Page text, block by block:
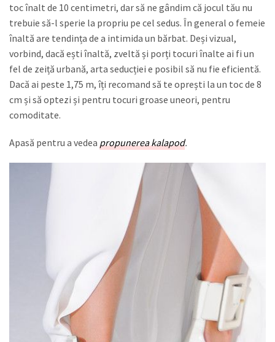
toc înalt de 10 centimetri, dar să ne gândim că jocul tău nu
trebuie să-l sperie la propriu pe cel sedus. În general o femeie
înaltă are tendința de a intimida un bărbat. Deși vizual,
vorbind, dacă ești înaltă, zveltă și porți tocuri înalte ai fi un
fel de zeiță urbană, arta seducției e posibil să nu fie eficientă.
Dacă ai peste 1,75 m, îți recomand să te oprești la un toc de 8
cm și să optezi și pentru tocuri groase uneori, pentru
comoditate.
Apasă pentru a vedea propunerea kalapod.